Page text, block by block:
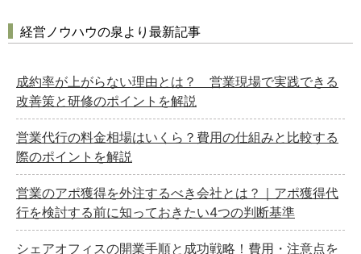
経営ノウハウの泉より最新記事
成約率が上がらない理由とは？ 営業現場で実践できる
改善策と研修のポイントを解説
営業代行の料金相場はいくら？費用の仕組みと比較する
際のポイントを解説
営業のアポ獲得を外注するべき会社とは？｜アポ獲得代
行を検討する前に知っておきたい4つの判断基準
シェアオフィスの開業手順と成功戦略！費用・注意点を